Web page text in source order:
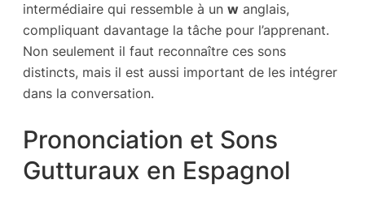
intermédiaire qui ressemble à un w anglais,
compliquant davantage la tâche pour l’apprenant.
Non seulement il faut reconnaître ces sons
distincts, mais il est aussi important de les intégrer
dans la conversation.
Prononciation et Sons
Gutturaux en Espagnol